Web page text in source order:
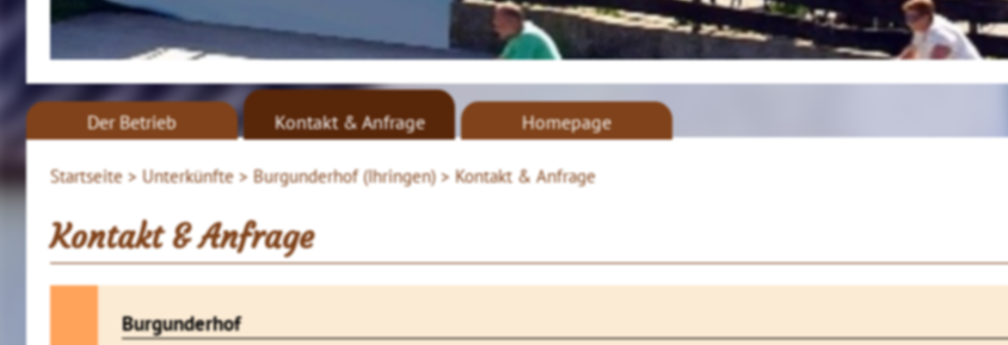
Startseite > Unterkünfte > Burgunderhof (Ihringen) > Kontakt & Anfrage
Der Betrieb Kontakt & Anfrage Homepage
Kontakt & Anfrage
Burgunderhof